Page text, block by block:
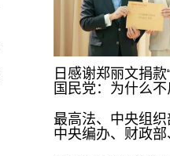
日感谢郑丽文捐款
国民党：为什么不
最高法、中央组织
中央编办、财政